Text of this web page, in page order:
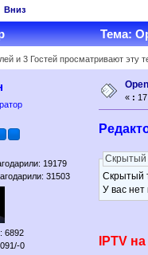
Вниз
Тема:
и 3 Гостей просматривают эту
19179
31503
6892
0
« :
Скрытый
Скрытый
У вас нет
IPTV